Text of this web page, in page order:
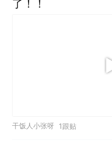
了！！
干饭人小张呀 1跟贴